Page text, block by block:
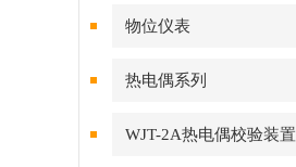
物位仪表
热电偶系列
WJT-2A热电偶校验装置